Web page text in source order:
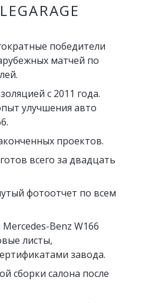
победители
матчей по
с 2011 года.
улучшения авто
проектов.
всего за двадцать
фотоотчет по всем
Benz W166
листы,
завода.
сборки салона после